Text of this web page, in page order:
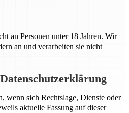
an Personen unter 18 Jahren. Wir
an und verarbeiten sie nicht
wenn sich Rechtslage, Dienste oder
aktuelle Fassung auf dieser